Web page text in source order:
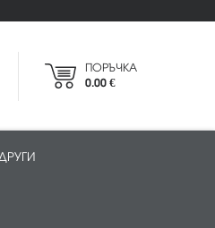
ПОРЪЧКА
0.00 €